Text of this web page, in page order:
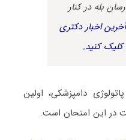
بله در کنار
اخبار دکتری
کلیک کنید.
دامپزشکی، اولین
در این امتحان است.